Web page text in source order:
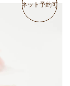
ネット予約可